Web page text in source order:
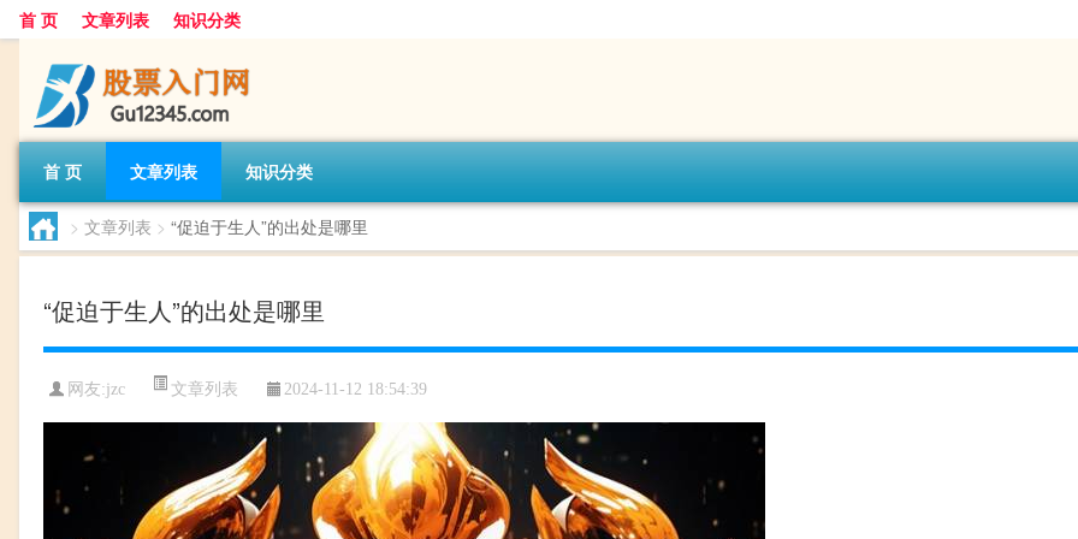
首 页 文章列表 知识分类
首 页 文章列表 知识分类
> 文章列表 > “促迫于生人”的出处是哪里
“促迫于生人”的出处是哪里
网友:jzc 文章列表 2024-11-12 18:54:39